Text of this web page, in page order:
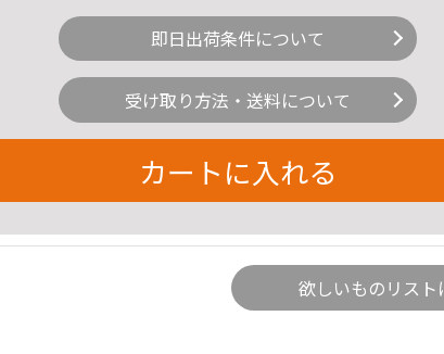
即日出荷条件について
受け取り方法・送料について
カートに入れる
欲しいものリスト